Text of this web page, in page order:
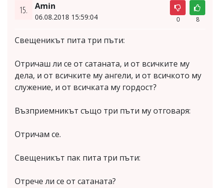
15. Amin
06.08.2018 15:59:04 0 8
Свещеникът пита три пъти:
Отричаш ли се от сатаната, и от всичките му
дела, и от всичките му ангели, и от всичкото му
служение, и от всичката му гордост?
Възприемникът също три пъти му отговаря:
Отричам се.
Свещеникът пак пита три пъти:
Отрече ли се от сатаната?